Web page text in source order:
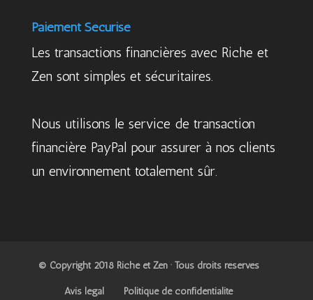
Paiement Sécurisé
Les transactions financières avec Riche et
Zen sont simples et sécuritaires.
Nous utilisons le service de transaction
financière PayPal pour assurer à nos clients
un environnement totalement sûr.
© Copyright 2018 Riche et Zen · Tous droits réservés
Avis légal Politique de confidentialité